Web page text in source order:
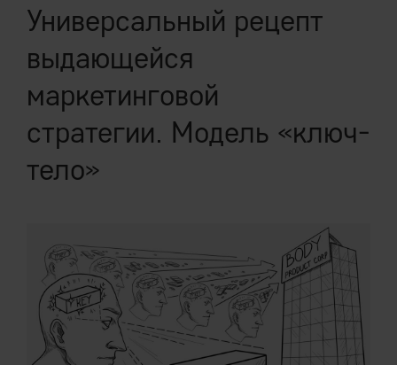
Универсальный рецепт
выдающейся
маркетинговой
стратегии. Модель «ключ-
тело»